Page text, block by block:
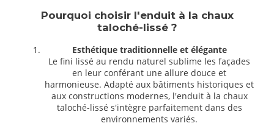
Pourquoi choisir l'enduit à la chaux
taloché-lissé ?
Esthétique traditionnelle et élégante
Le fini lissé au rendu naturel sublime les façades
en leur conférant une allure douce et
harmonieuse. Adapté aux bâtiments historiques et
aux constructions modernes, l'enduit à la chaux
taloché-lissé s'intègre parfaitement dans des
environnements variés.